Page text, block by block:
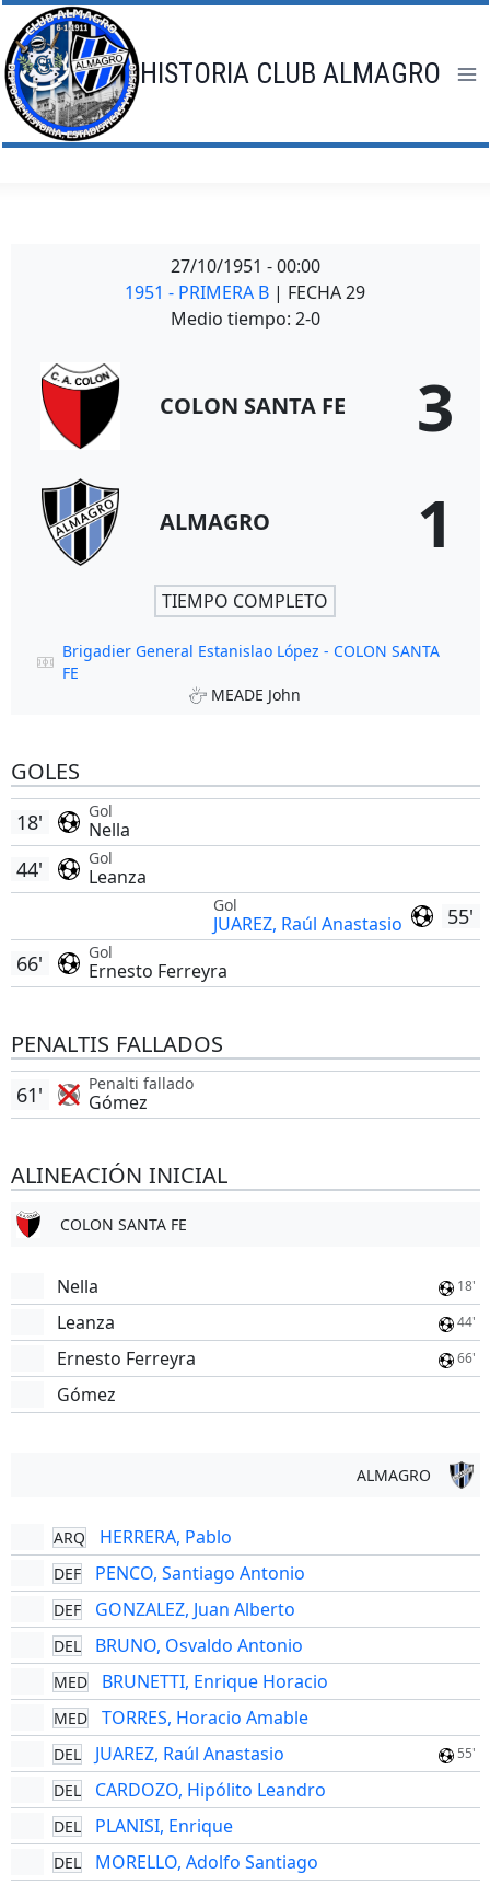
Saltar
al
contenido
HISTORIA CLUB ALMAGRO
27/10/1951 - 00:00
1951 - PRIMERA B | FECHA 29
Medio tiempo: 2-0
COLON SANTA FE 3
ALMAGRO 1
TIEMPO COMPLETO
Brigadier General Estanislao López - COLON SANTA
FE
MEADE John
GOLES
Gol
Nella
18'
Gol
Leanza
44'
55'
Gol
JUAREZ, Raúl Anastasio
Gol
Ernesto Ferreyra
66'
PENALTIS FALLADOS
Penalti fallado
Gómez
61'
ALINEACIÓN INICIAL
COLON SANTA FE
Nella 18'
Leanza 44'
Ernesto Ferreyra 66'
Gómez
ALMAGRO
ARQ HERRERA, Pablo
DEF PENCO, Santiago Antonio
DEF GONZALEZ, Juan Alberto
DEL BRUNO, Osvaldo Antonio
MED BRUNETTI, Enrique Horacio
MED TORRES, Horacio Amable
DEL JUAREZ, Raúl Anastasio 55'
DEL CARDOZO, Hipólito Leandro
DEL PLANISI, Enrique
DEL MORELLO, Adolfo Santiago